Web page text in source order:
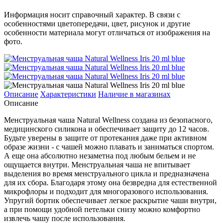
Информация носит справочный характер. В связи с
особенностями цветопередачи, цвет, рисунок и другие
особенности материала могут отличаться от изображения на
фото.
Описание Характеристики Наличие в магазинах
Описание
Менструальная чаша Natural Wellness создана из безопасного,
медицинского силикона и обеспечивает защиту до 12 часов.
Будьте уверены в защите от протекания даже при активном
образе жизни - с чашей можно плавать и заниматься спортом.
А еще она абсолютно незаметна под любым бельем и не
ощущается внутри. Менструальная чаша не впитывает
выделения во время менструального цикла и предназначена
для их сбора. Благодаря этому она безвредна для естественной
микрофлоры и подходит для многоразового использования.
Упругий бортик обеспечивает легкое раскрытие чаши внутри,
а при помощи удобной петельки снизу можно комфортно
извлечь чашу после использования.